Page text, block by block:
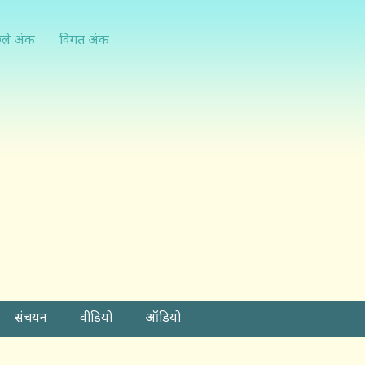
अंक विगत अंक
संचयन वीडियो ऑडियो